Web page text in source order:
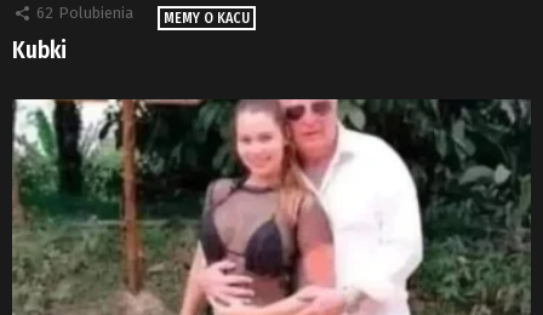
62 Polubienia MEMY O KACU
Kubki